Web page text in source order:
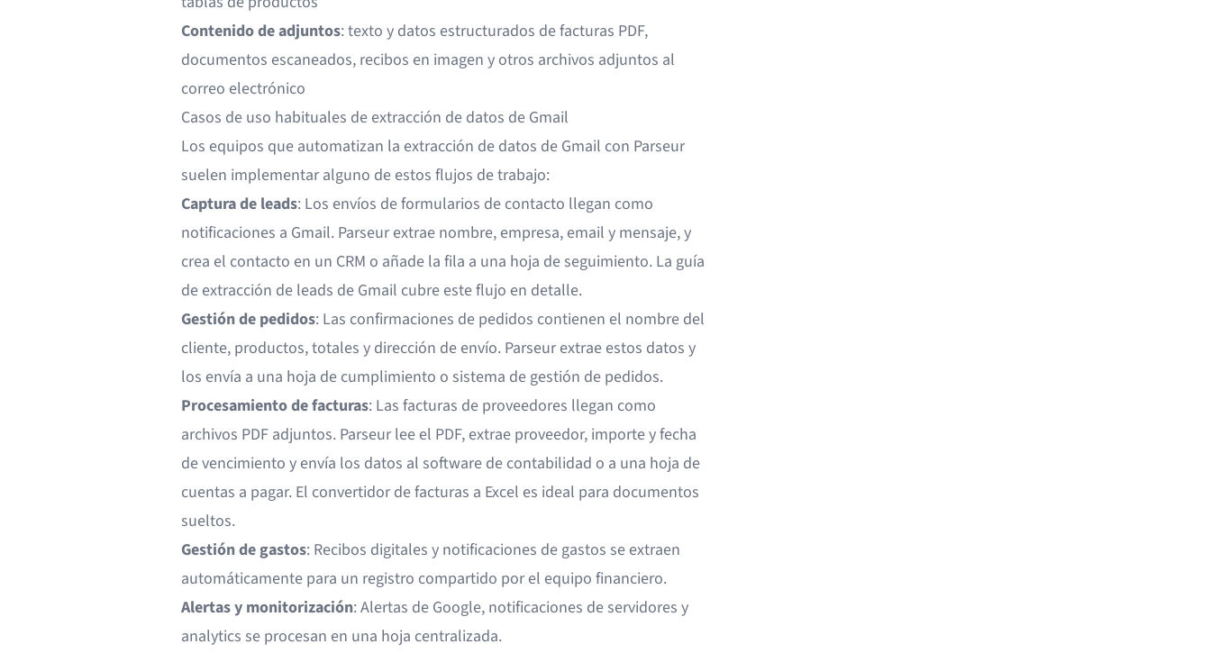
Contenido de adjuntos: texto y datos estructurados de facturas PDF,
documentos escaneados, recibos en imagen y otros archivos adjuntos al
correo electrónico
Casos de uso habituales de extracción de datos de Gmail
Los equipos que automatizan la extracción de datos de Gmail con Parseur
suelen implementar alguno de estos flujos de trabajo:
Captura de leads: Los envíos de formularios de contacto llegan como
notificaciones a Gmail. Parseur extrae nombre, empresa, email y mensaje, y
crea el contacto en un CRM o añade la fila a una hoja de seguimiento. La guía
de extracción de leads de Gmail cubre este flujo en detalle.
Gestión de pedidos: Las confirmaciones de pedidos contienen el nombre del
cliente, productos, totales y dirección de envío. Parseur extrae estos datos y
los envía a una hoja de cumplimiento o sistema de gestión de pedidos.
Procesamiento de facturas: Las facturas de proveedores llegan como
archivos PDF adjuntos. Parseur lee el PDF, extrae proveedor, importe y fecha
de vencimiento y envía los datos al software de contabilidad o a una hoja de
cuentas a pagar. El convertidor de facturas a Excel es ideal para documentos
sueltos.
Gestión de gastos: Recibos digitales y notificaciones de gastos se extraen
automáticamente para un registro compartido por el equipo financiero.
Alertas y monitorización:Alertas de Google, notificaciones de servidores y
analytics se procesan en una hoja centralizada.